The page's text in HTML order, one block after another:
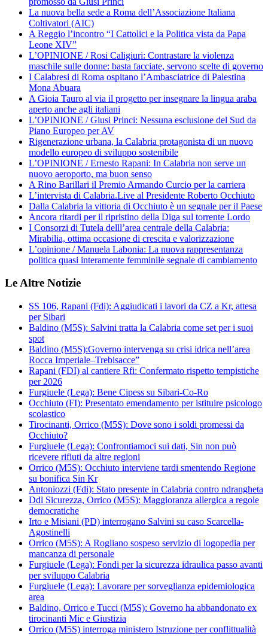
La nuova bella sede a Roma dell’Associazione Italiana
Coltivatori (AIC)
A Reggio l’incontro “I Cattolici e la Politica vista da Papa
Leone XIV”
L’OPINIONE / Rosi Caligiuri: Contrastare la violenza
maschile sulle donne: basta facciate, servono scelte di governo
I Calabresi di Roma ospitano l’Ambasciatrice di Palestina
Mona Abuara
A Gioia Tauro al via il progetto per insegnare la lingua araba
aperto anche agli italiani
L’OPINIONE / Giusi Princi: Nessuna esclusione del Sud da
Piano Europeo per AV
Rigenerazione urbana, la Calabria protagonista di un nuovo
modello europeo di sviluppo sostenibile
L’OPINIONE / Ernesto Rapani: In Calabria non serve un
nuovo aeroporto, ma buon senso
A Rino Barillari il Premio Armando Curcio per la carriera
L’intervista di Calabria.Live al Presidente Roberto Occhiuto
Dalla Calabria la vittoria di Occhiuto è un segnale per il Paese
Ancora ritardi per il ripristino della Diga sul torrente Lordo
I Consorzi di Tutela delll’area centrale della Calabria:
Mirabilia, ottima occasione di crescita e valorizzazione
L’opinione / Manuela Labonia: La nuova rappresentanza
politica quasi interamente femminile segnale di cambiamento
Le Altre Notizie
SS 106, Rapani (Fdi): Aggiudicati i lavori da CZ a Kr, attesa
per Sibari
Baldino (M5S): Salvini tratta la Calabria come set per i suoi
spot
Baldino (M5S):Governo intervenga su crisi idrica nell’area
Rocca Imperiale–Trebisacce”
Rapani (FDI) al cantiere Rfi: Confermato rispetto tempistiche
per 2026
Furgiuele (Lega): Bene Cipess su Sibari-Co-Ro
Occhiuto (FI): Presentato emendamento per istituire psicologo
scolastico
Tirocinanti, Orrico (M5S): Dove sono i soldi promessi da
Occhiuto?
Furgiuele (Lega): Confrontiamoci sui dati, Sin non può
ricevere rifiuti da altre regioni
Orrico (M5S): Occhiuto interviene tardi smentendo Regione
su bonifica Sin Kr
Antoniozzi (Fdi): Stato presente in Calabria contro ndrangheta
Ddl Sicurezza, Orrico (M5S): Maggioranza allergica a regole
democratiche
Irto e Misiani (PD) interrogano Salvini su caso Scarcella-
Agostinelli
Orrico (M5S): A Rogliano sospeso servizio di logopedia per
mancanza di personale
Furgiuele (Lega): Fondi per la sicurezza idraulica passo avanti
per sviluppo Calabria
Furgiuele (Lega): Lavorare per sorveglianza epidemiologica
area
Baldino, Orrico e Tucci (M5S): Governo ha abbandonato ex
tirocinanti Mic e Giustizia
Orrico (M5S) interroga ministero Istruzione per conflittualità